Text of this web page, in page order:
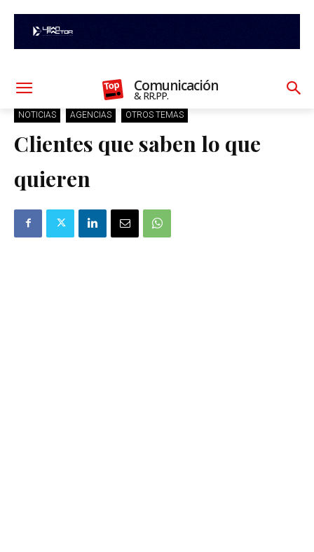
Comunicación
& RR.PP.
NOTICIAS AGENCIAS OTROS TEMAS
Clientes que saben lo que
quieren